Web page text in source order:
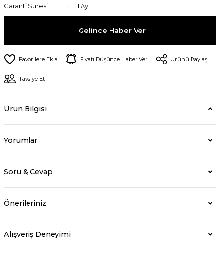
Garanti Süresi
1 Ay
Gelince Haber Ver
Fiyatı Düşünce Haber Ver Ürünü Paylaş
Tavsiye Et
Ürün Bilgisi
Yorumlar
Soru & Cevap
Önerileriniz
Alışveriş Deneyimi